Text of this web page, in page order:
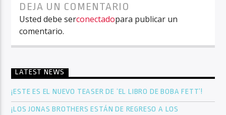
DEJA UN COMENTARIO
Usted debe serconectadopara publicar un
comentario.
LATEST NEWS
¡ESTE ES EL NUEVO TEASER DE ‘EL LIBRO DE BOBA FETT’!
¡LOS JONAS BROTHERS ESTÁN DE REGRESO A LOS